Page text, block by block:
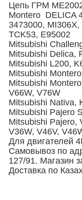
Цепь ГРМ
Montero DELICA
3473000,
TCK53, E95002
Mitsubishi
Mitsubishi Delica,
Mitsubishi L200,
Mitsubishi
Mitsubishi
V66W, V76W
Mitsubishi Nativa,
Mitsubishi Pajero
Mitsubishi Pajero,
V36W, V46V,
Для двигателей
Самовывоз по
127/91. Магазин
Доставка по